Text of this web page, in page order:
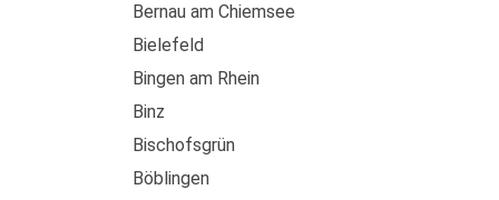
Bernau am Chiemsee
Bielefeld
Bingen am Rhein
Binz
Bischofsgrün
Böblingen